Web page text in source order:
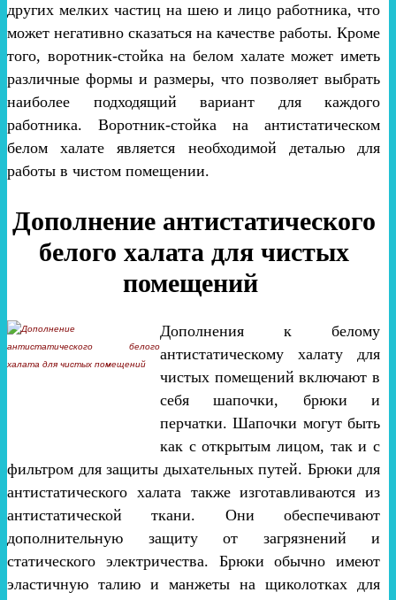
других мелких частиц на шею и лицо работника, что
может негативно сказаться на качестве работы. Кроме
того, воротник-стойка на белом халате может иметь
различные формы и размеры, что позволяет выбрать
наиболее подходящий вариант для каждого
работника. Воротник-стойка на антистатическом
белом халате является необходимой деталью для
работы в чистом помещении.
Дополнение антистатического
белого халата для чистых
помещений
Дополнения к белому
антистатическому халату для
чистых помещений включают в
себя шапочки, брюки и
перчатки. Шапочки могут быть
как с открытым лицом, так и с
фильтром для защиты дыхательных путей. Брюки для
антистатического халата также изготавливаются из
антистатической ткани. Они обеспечивают
дополнительную защиту от загрязнений и
статического электричества. Брюки обычно имеют
эластичную талию и манжеты на щиколотках для